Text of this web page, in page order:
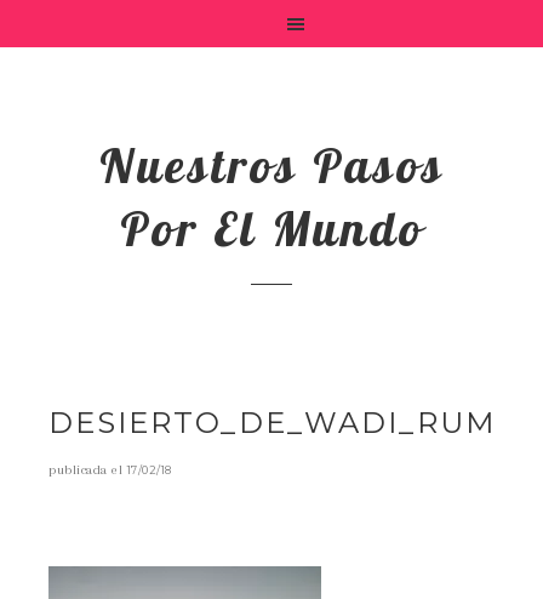
Nuestros Pasos
Por El Mundo
DESIERTO_DE_WADI_RUM
publicada el17/02/18